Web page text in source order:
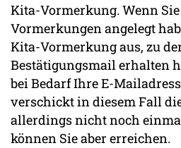
Kita-Vormerkung. Wenn
Vormerkungen angelegt
Kita-Vormerkung aus, zu
Bestätigungsmail erhalten
bei Bedarf Ihre E-
verschickt in diesem Fall
allerdings nicht noch
können Sie aber erreichen.